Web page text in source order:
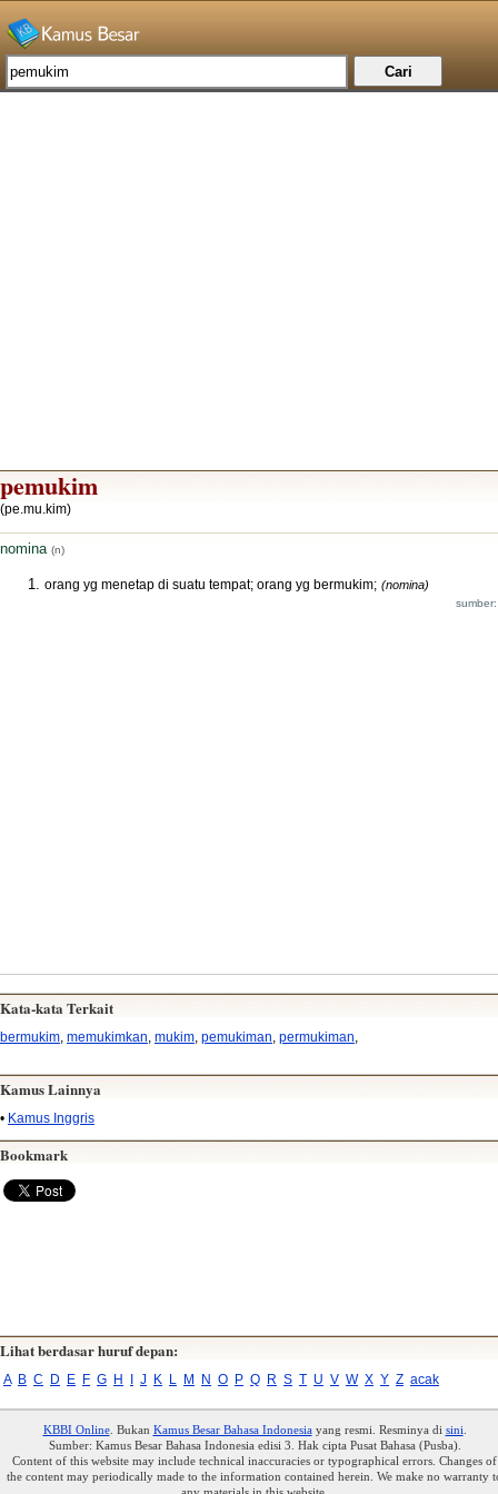
pemukim
(pe.mu.kim)
nomina (n)
orang yg menetap di suatu tempat; orang yg bermukim; (nomina)
Kata-kata Terkait
bermukim memukimkan mukim pemukiman permukiman
Kamus Lainnya
• Kamus Inggris
Bookmark
Lihat berdasar huruf depan:
A B C D E F G H J K L M N O P Q R S T U V W X Y Z acak
KBBI Online. Bukan Kamus Besar Bahasa Indonesiayang resmi. Resminya di sini
Sumber: Kamus Besar Bahasa Indonesia edisi 3. Hak cipta Pusat Bahasa (Pusba).
Content of this website may include technical inaccuracies or typographical errors. Changes of
the content may periodically made to the information contained herein. We make no warranty